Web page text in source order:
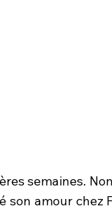
semaines.
son amour chez